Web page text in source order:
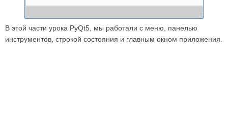
В этой части урока PyQt5, мы работали с меню, панелью
инструментов, строкой состояния и главным окном приложения.